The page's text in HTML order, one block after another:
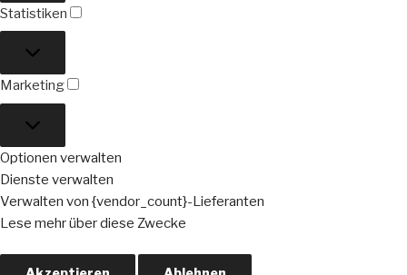
Statistiken
Marketing
Optionen verwalten
Dienste verwalten
Verwalten von {vendor_count}-Lieferanten
Lese mehr über diese Zwecke